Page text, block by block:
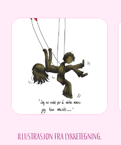
Illustrasjon fra Lykketegning.